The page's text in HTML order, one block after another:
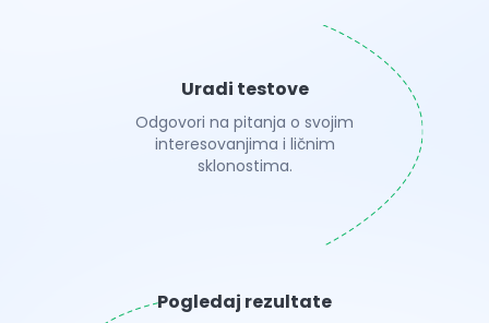
Uradi testove
Odgovori na pitanja o svojim
interesovanjima i ličnim
sklonostima.
Pogledaj rezultate